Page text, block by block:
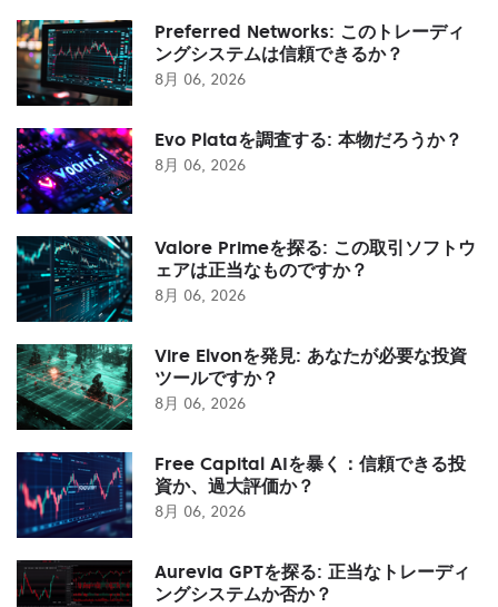
Preferred Networks: このトレーディ
ングシステムは信頼できるか？
8月 06, 2026
Evo Plataを調査する: 本物だろうか？
8月 06, 2026
Valore Primeを探る: この取引ソフトウ
ェアは正当なものですか？
8月 06, 2026
Vire Elvonを発見: あなたが必要な投資
ツールですか？
8月 06, 2026
Free Capital AIを暴く：信頼できる投
資か、過大評価か？
8月 06, 2026
Aurevia GPTを探る: 正当なトレーディ
ングシステムか否か？